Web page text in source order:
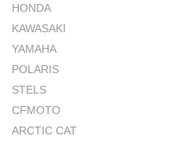
HONDA
KAWASAKI
YAMAHA
POLARIS
STELS
CFMOTO
ARCTIC CAT